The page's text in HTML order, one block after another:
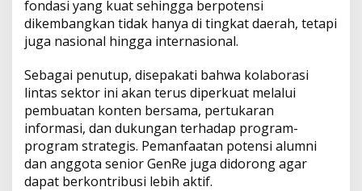
fondasi yang kuat sehingga berpotensi
dikembangkan tidak hanya di tingkat daerah, tetapi
juga nasional hingga internasional.
Sebagai penutup, disepakati bahwa kolaborasi
lintas sektor ini akan terus diperkuat melalui
pembuatan konten bersama, pertukaran
informasi, dan dukungan terhadap program-
program strategis. Pemanfaatan potensi alumni
dan anggota senior GenRe juga didorong agar
dapat berkontribusi lebih aktif.